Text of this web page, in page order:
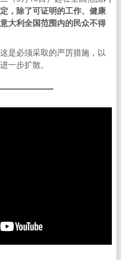
，除了可证明的工作、健康
大利全国范围内的民众不得
是必须采取的严厉措施，以
一步扩散。